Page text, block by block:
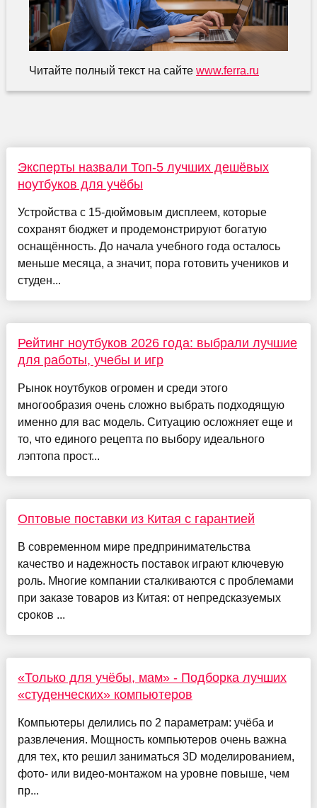
Читайте полный текст на сайте www.ferra.ru
Эксперты назвали Топ-5 лучших дешёвых
ноутбуков для учёбы
Устройства с 15-дюймовым дисплеем, которые
сохранят бюджет и продемонстрируют богатую
оснащённость. До начала учебного года осталось
меньше месяца, а значит, пора готовить учеников и
студен...
Рейтинг ноутбуков 2026 года: выбрали лучшие
для работы, учебы и игр
Рынок ноутбуков огромен и среди этого
многообразия очень сложно выбрать подходящую
именно для вас модель. Ситуацию осложняет еще и
то, что единого рецепта по выбору идеального
лэптопа прост...
Оптовые поставки из Китая с гарантией
В современном мире предпринимательства
качество и надежность поставок играют ключевую
роль. Многие компании сталкиваются с проблемами
при заказе товаров из Китая: от непредсказуемых
сроков ...
«Только для учёбы, мам» - Подборка лучших
«студенческих» компьютеров
Компьютеры делились по 2 параметрам: учёба и
развлечения. Мощность компьютеров очень важна
для тех, кто решил заниматься 3D моделированием,
фото- или видео-монтажом на уровне повыше, чем
пр...